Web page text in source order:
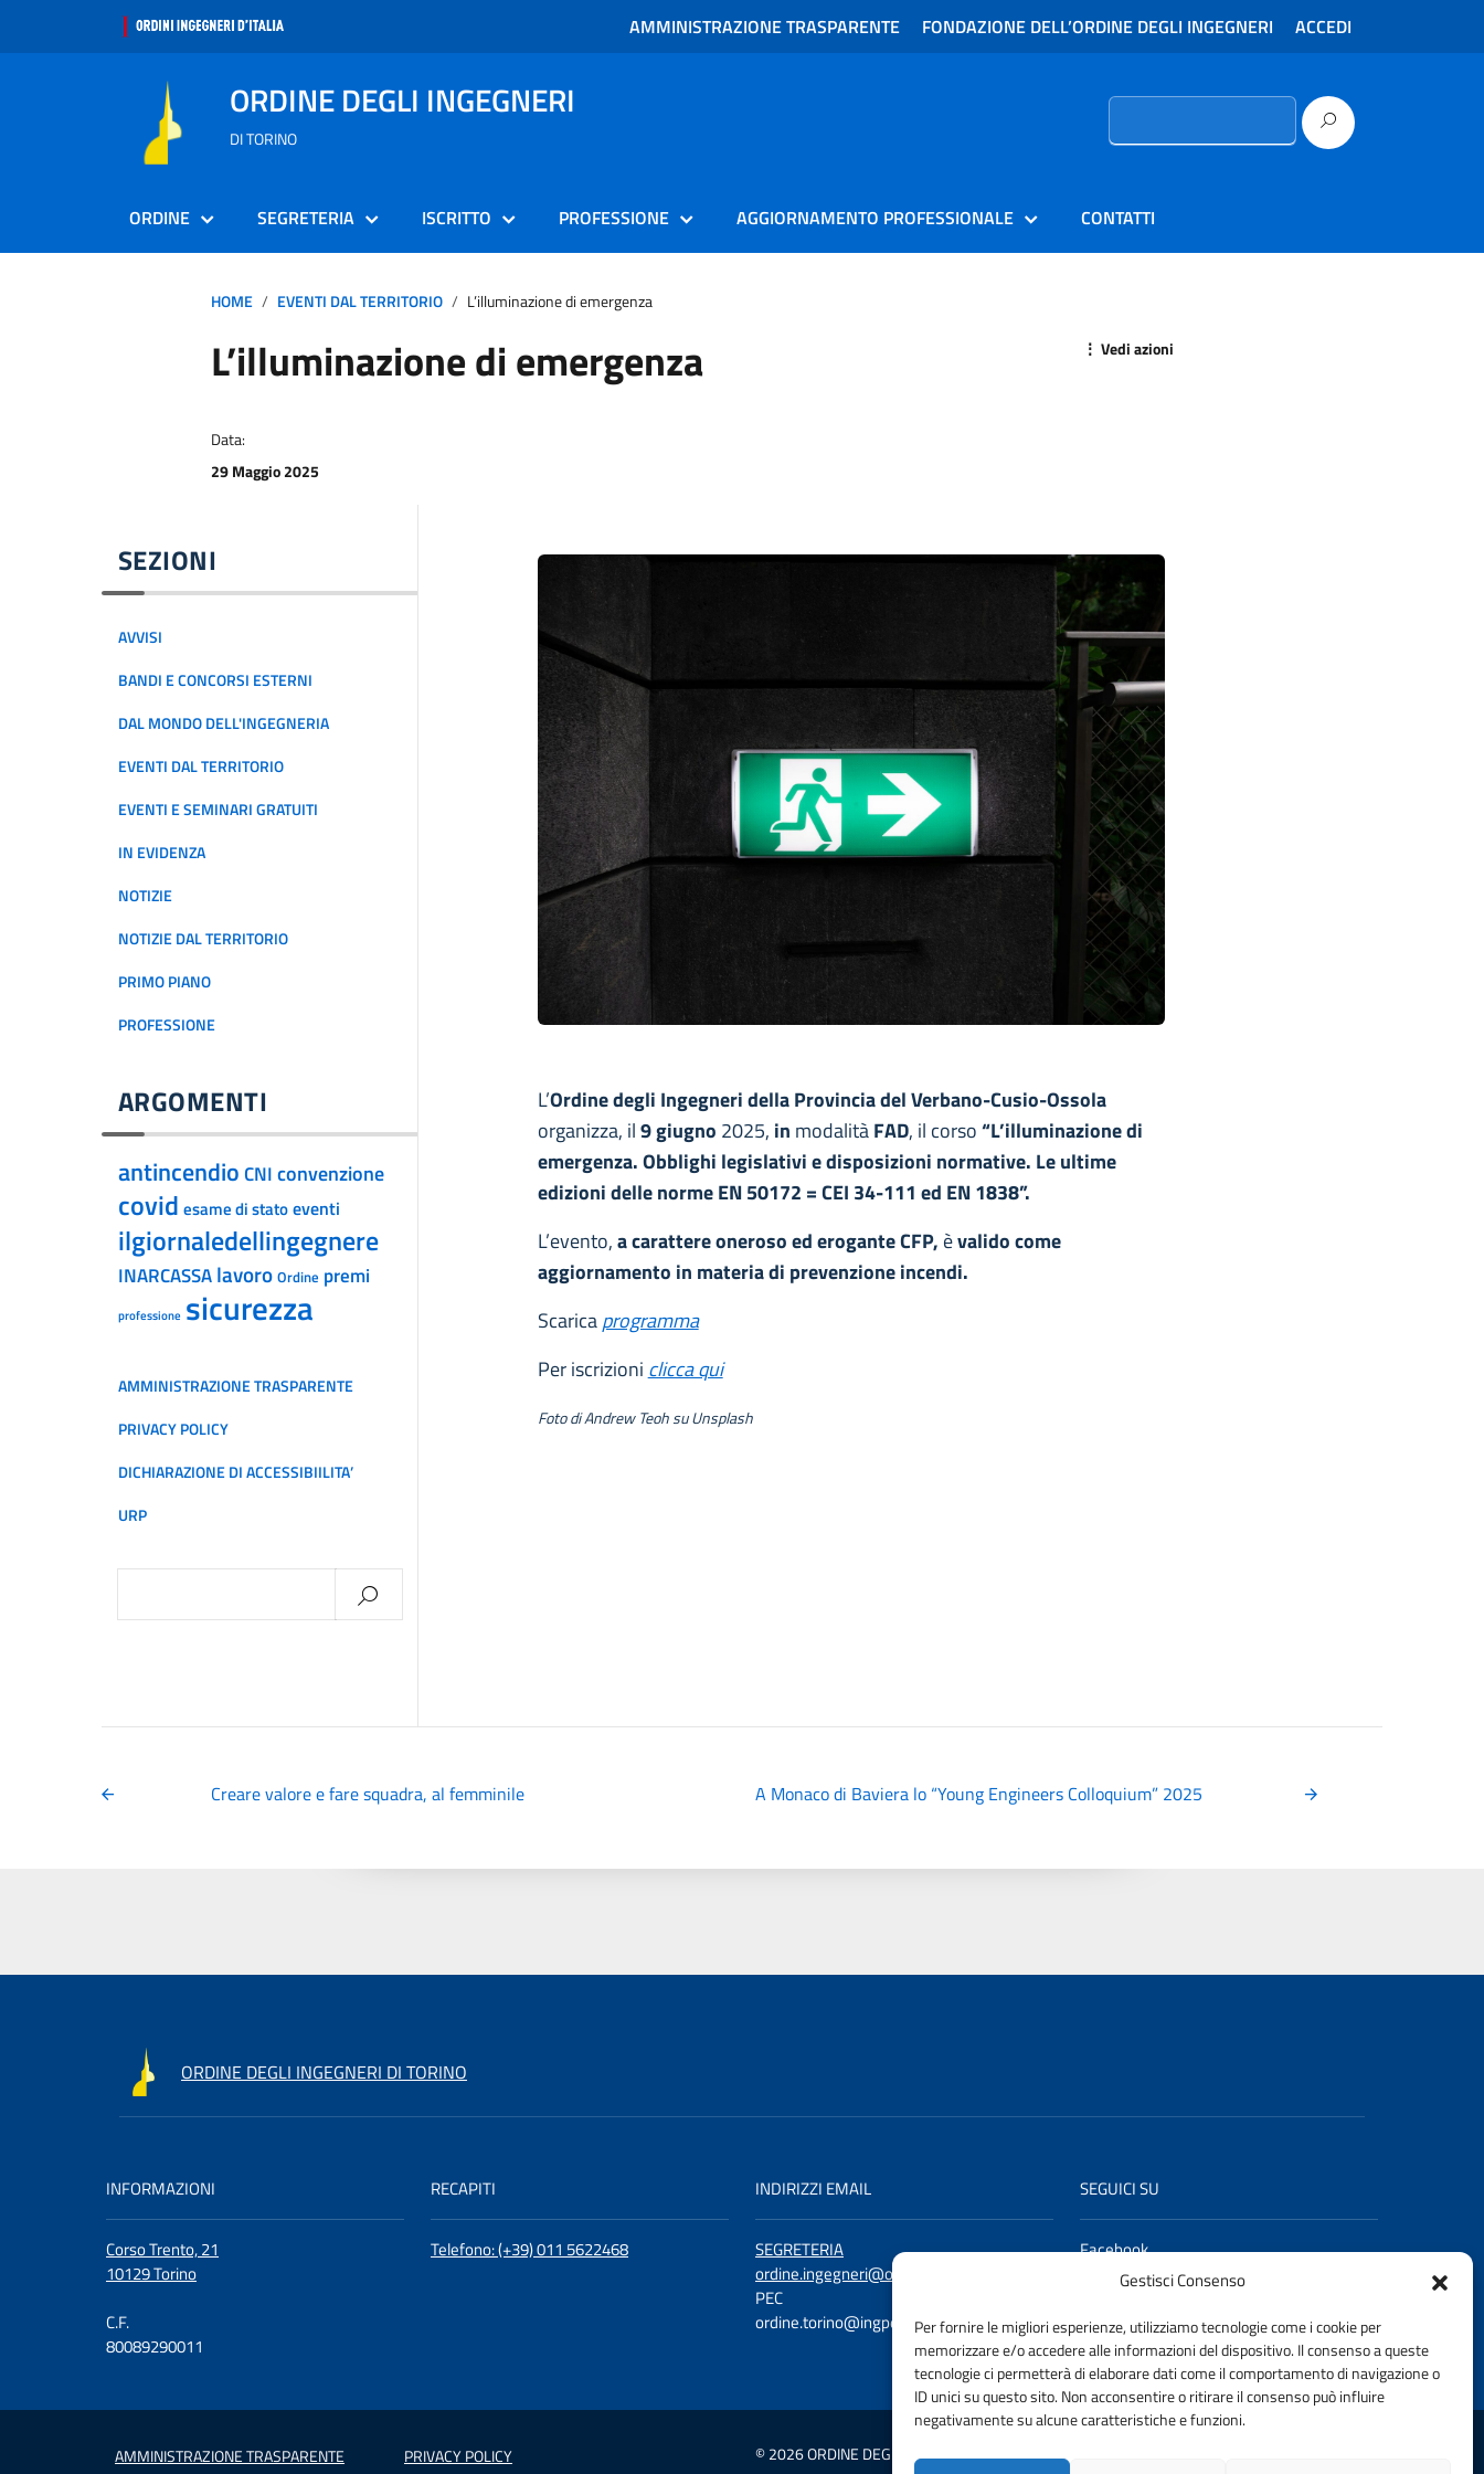
Gestisci Consenso
Per fornire le migliori esperienze, utilizziamo tecnologie come i cookie per
memorizzare e/o accedere alle informazioni del dispositivo. Il consenso a queste
tecnologie ci permetterà di elaborare dati come il comportamento di navigazione o
ID unici su questo sito. Non acconsentire o ritirare il consenso può influire
negativamente su alcune caratteristiche e funzioni.
AMMINISTRAZIONE TRASPARENTE FONDAZIONE DELL’ORDINE DEGLI INGEGNERI ACCEDI
ORDINE DEGLI INGEGNERI
DI TORINO
Ricerca
ORDINE SEGRETERIA ISCRITTO PROFESSIONE AGGIORNAMENTO PROFESSIONALE CONTATTI
HOME EVENTI DAL TERRITORIO L’illuminazione di emergenza
L’illuminazione di emergenza ⋮ Vedi azioni
Data:
29 Maggio 2025
SEZIONI
AVVISI
BANDI E CONCORSI ESTERNI
DAL MONDO DELL'INGEGNERIA
EVENTI DAL TERRITORIO
EVENTI E SEMINARI GRATUITI
IN EVIDENZA
NOTIZIE
NOTIZIE DAL TERRITORIO
PRIMO PIANO
PROFESSIONE
ARGOMENTI
antincendioCNIconvenzione
covid esame di statoeventi
ilgiornaledellingegnere
INARCASSAlavoro Ordine premi
professione sicurezza
AMMINISTRAZIONE TRASPARENTE
PRIVACY POLICY
DICHIARAZIONE DI ACCESSIBIILITA’
URP
per:
L’Ordine degli Ingegneri della Provincia del Verbano-Cusio-Ossola
organizza, il9 giugno 2025, in modalitàFAD, il corso“L’illuminazione di
emergenza. Obblighi legislativi e disposizioni normative. Le ultime
edizioni delle norme EN 50172 = CEI 34-111 ed EN 1838”.
L’evento,a carattere oneroso ed erogante CFP, èvalido come
aggiornamento in materia di prevenzione incendi.
Scaricaprogramma
Per iscrizioni clicca qui
Foto di Andrew Teoh su Unsplash
Creare valore e fare squadra, al femminile A Monaco di Baviera lo “Young Engineers Colloquium” 2025
ORDINE DEGLI INGEGNERI DI TORINO
INFORMAZIONI
Corso Trento, 21
10129 Torino
C.F.
80089290011
RECAPITI
Telefono: (+39) 011 5622468
INDIRIZZI EMAIL
SEGRETERIA
ordine.ingegneri@ording.torino.it
PEC
ordine.torino@ingpec.eu
SEGUICI SU
Facebook
LinkedIn
AMMINISTRAZIONE TRASPARENTE PRIVACY POLICY © 2026 ORDINE DEGLI INGEGNERI DI TORINO | FONDAZIONE CNI